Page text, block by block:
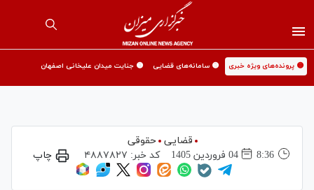
🟡 پرونده‌های ویژه خبری 🟡 سامانه‌های قضایی 🟡 جنایت میدان علیخانی اصفهان
قضایی حقوقی
8:36
04 فروردين 1405 کد خبر: ۴۸۸۷۸۲۷ چاپ